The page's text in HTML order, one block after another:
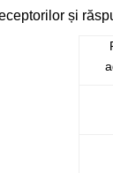
și